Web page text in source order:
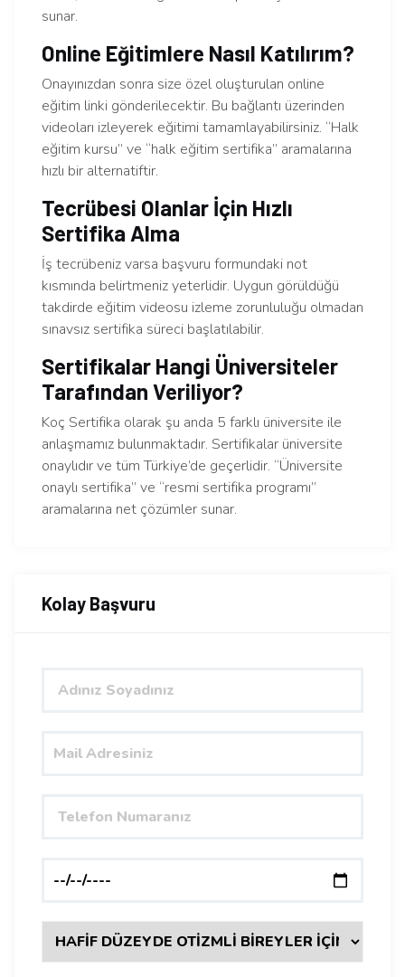
sunar.
Online Eğitimlere Nasıl Katılırım?
Onayınızdan sonra size özel oluşturulan online
eğitim linki gönderilecektir. Bu bağlantı üzerinden
videoları izleyerek eğitimi tamamlayabilirsiniz. “Halk
eğitim kursu” ve “halk eğitim sertifika” aramalarına
hızlı bir alternatiftir.
Tecrübesi Olanlar İçin Hızlı
Sertifika Alma
İş tecrübeniz varsa başvuru formundaki not
kısmında belirtmeniz yeterlidir. Uygun görüldüğü
takdirde eğitim videosu izleme zorunluluğu olmadan
sınavsız sertifika süreci başlatılabilir.
Sertifikalar Hangi Üniversiteler
Tarafından Veriliyor?
Koç Sertifika olarak şu anda 5 farklı üniversite ile
anlaşmamız bulunmaktadır. Sertifikalar üniversite
onaylıdır ve tüm Türkiye’de geçerlidir. “Üniversite
onaylı sertifika” ve “resmi sertifika programı”
aramalarına net çözümler sunar.
Kolay Başvuru